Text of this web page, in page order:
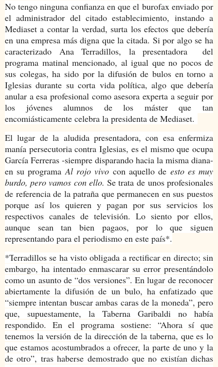
No tengo ninguna confianza en que el burofax enviado por
el administrador del citado establecimiento, instando a
Mediaset a contar la verdad, surta los efectos que debería
en una empresa más digna que la citada. Si por algo se ha
caracterizado Ana Terradillos, la presentadora del
programa matinal mencionado, al igual que no pocos de
sus colegas, ha sido por la difusión de bulos en torno a
Iglesias durante su corta vida política, algo que debería
anular a esa profesional como asesora experta a seguir por
los jóvenes alumnos de los máster que tan
encomiásticamente celebra la presidenta de Mediaset.
El lugar de la aludida presentadora, con esa enfermiza
manía persecutoria contra Iglesias, es el mismo que ocupa
García Ferreras -siempre disparando hacia la misma diana-
en su programaAl rojo vivocon aquello de esto es muy
burdo, pero vamos con ello.Se trata de unos profesionales
de referencia de la patraña que permanecen en sus puestos
porque así los quieren y pagan por sus servicios los
respectivos canales de televisión. Lo siento por ellos,
aunque sean tan bien pagaos, por lo que siguen
representando para el periodismo en este país*.
*Terradillos se ha visto obligada a rectificar en directo; sin
embargo, ha intentado enmascarar su error presentándolo
como un asunto de “dos versiones”. En lugar de reconocer
abiertamente la difusión de un bulo, ha enfatizado que
“siempre intentan buscar ambas caras de la moneda”, pero
que, supuestamente, la Taberna Garibaldi no había
respondido. En el programa sostiene: “Ahora sí que
tenemos la versión de la dirección de la taberna, que es lo
que estamos acostumbrados a ofrecer, la parte de uno y la
de otro”, tras haberse demostrado que no existían dichas